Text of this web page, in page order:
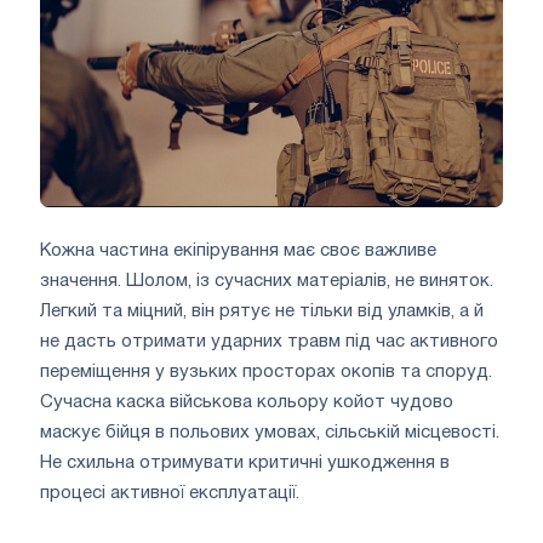
Кожна частина екіпірування має своє важливе
значення. Шолом, із сучасних матеріалів, не виняток.
Легкий та міцний, він рятує не тільки від уламків, а й
не дасть отримати ударних травм під час активного
переміщення у вузьких просторах окопів та споруд.
Сучасна каска військова кольору койот чудово
маскує бійця в польових умовах, сільській місцевості.
Не схильна отримувати критичні ушкодження в
процесі активної експлуатації.